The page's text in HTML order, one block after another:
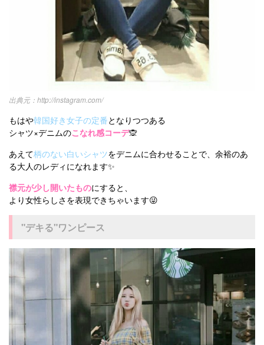
http://instagram.com/
もはや韓国好き女子の定番となりつつある
シャツ×デニムのこなれ感コーデ🙊
あえて柄のない白いシャツをデニムに合わせることで、余裕のあ
る大人のレディになれます✨
襟元が少し開いたものにすると、
より女性らしさを表現できちゃいます😜
"デキる"ワンピース